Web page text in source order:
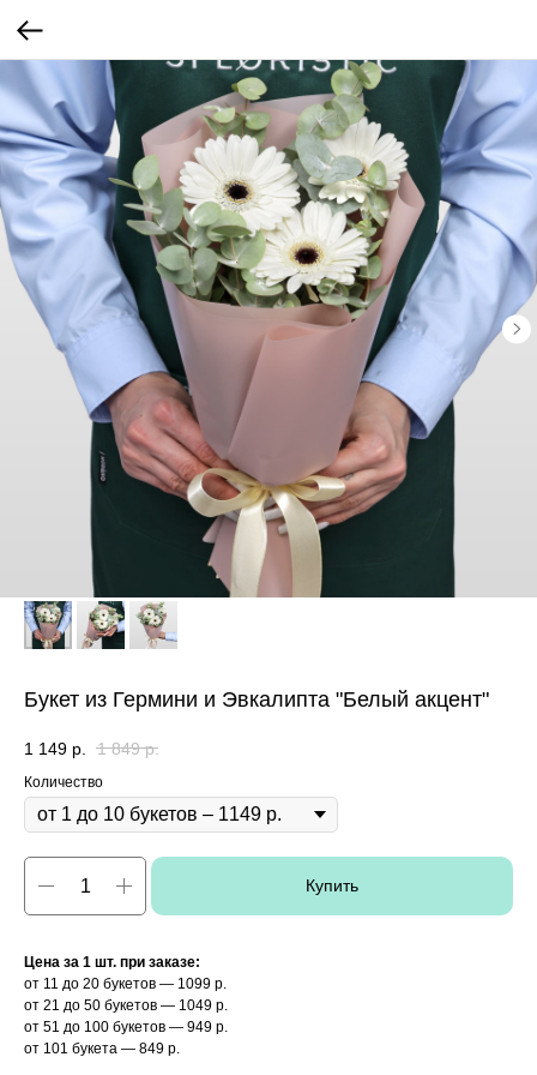
Букет из Гермини и Эвкалипта "Белый акцент"
1 149 р. 1 849 р.
Количество
Купить
Цена за 1 шт. при заказе:
от 11 до 20 букетов — 1099 р.
от 21 до 50 букетов — 1049 р.
от 51 до 100 букетов — 949 р.
от 101 букета — 849 р.